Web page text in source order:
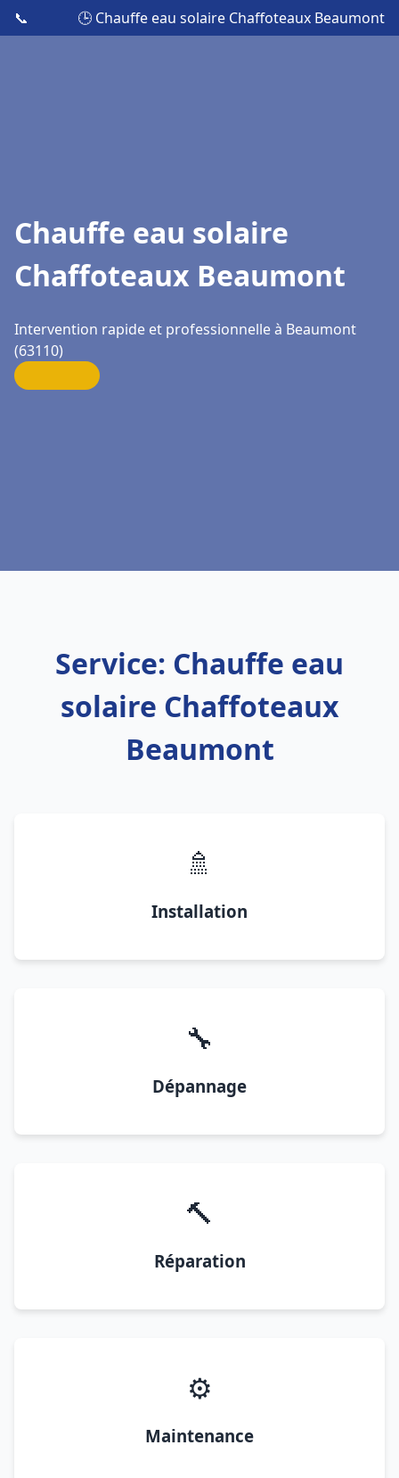
📞 🕒 Chauffe eau solaire Chaffoteaux Beaumont
Chauffe eau solaire
Chaffoteaux Beaumont
Intervention rapide et professionnelle à Beaumont
(63110)
Service: Chauffe eau
solaire Chaffoteaux
Beaumont
🚿
Installation
🔧
Dépannage
🔨
Réparation
⚙️
Maintenance